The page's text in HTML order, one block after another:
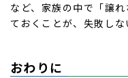
など、家族の中で「譲
ておくことが、失敗しな
おわりに